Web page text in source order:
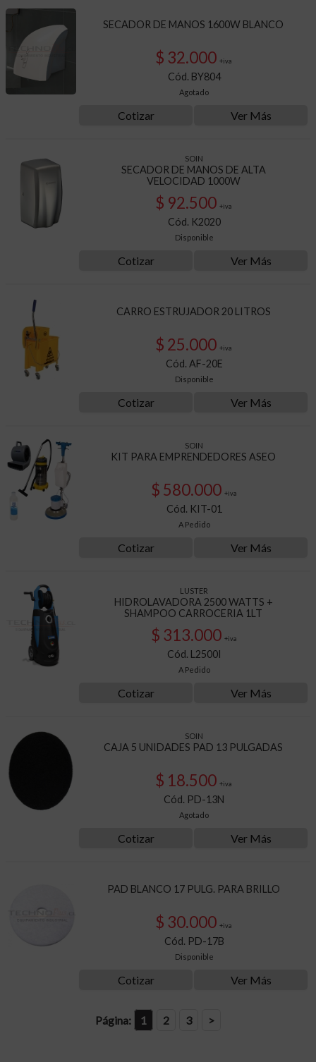
SECADOR DE MANOS 1600W BLANCO
$ 32.000 +iva
Cód. BY804
Agotado
Cotizar Ver Más
SOIN
SECADOR DE MANOS DE ALTA
VELOCIDAD 1000W
$ 92.500 +iva
Cód. K2020
Disponible
Cotizar Ver Más
CARRO ESTRUJADOR 20 LITROS
$ 25.000 +iva
Cód. AF-20E
Disponible
Cotizar Ver Más
SOIN
KIT PARA EMPRENDEDORES ASEO
$ 580.000 +iva
Cód. KIT-01
A Pedido
Cotizar Ver Más
LUSTER
HIDROLAVADORA 2500 WATTS +
SHAMPOO CARROCERIA 1LT
$ 313.000 +iva
Cód. L2500I
A Pedido
Cotizar Ver Más
SOIN
CAJA 5 UNIDADES PAD 13 PULGADAS
$ 18.500 +iva
Cód. PD-13N
Agotado
Cotizar Ver Más
PAD BLANCO 17 PULG. PARA BRILLO
$ 30.000 +iva
Cód. PD-17B
Disponible
Cotizar Ver Más
Página: 1 2 3 >